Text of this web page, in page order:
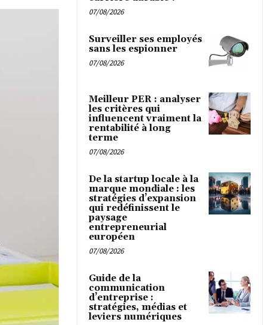
07/08/2026
Surveiller ses employés
sans les espionner
07/08/2026
Meilleur PER : analyser
les critères qui
influencent vraiment la
rentabilité à long
terme
07/08/2026
De la startup locale à la
marque mondiale : les
stratégies d’expansion
qui redéfinissent le
paysage
entrepreneurial
européen
07/08/2026
Guide de la
communication
d’entreprise :
stratégies, médias et
leviers numériques